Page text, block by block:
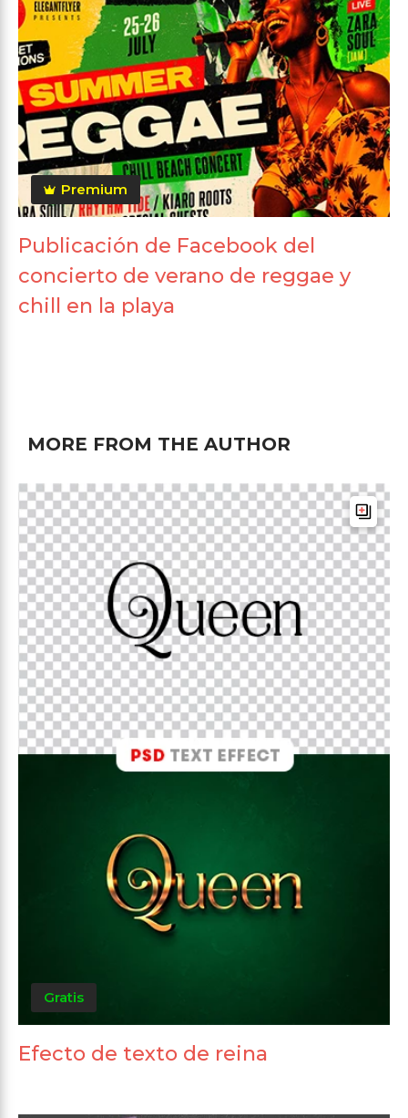
Premium
Publicación de Facebook del
concierto de verano de reggae y
chill en la playa
MORE FROM THE AUTHOR
Gratis
Efecto de texto de reina